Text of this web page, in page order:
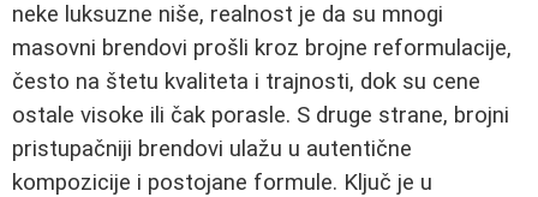
neke luksuzne niše, realnost je da su mnogi
masovni brendovi prošli kroz brojne reformulacije,
često na štetu kvaliteta i trajnosti, dok su cene
ostale visoke ili čak porasle. S druge strane, brojni
pristupačniji brendovi ulažu u autentične
kompozicije i postojane formule. Ključ je u